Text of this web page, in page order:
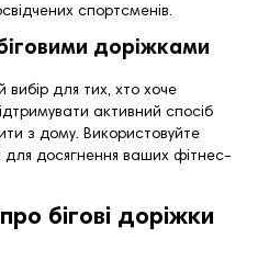
спортсменів.
доріжками
вибір для тих, хто хоче
активний спосіб
з дому. Використовуйте
для досягнення ваших фітнес-
бігові доріжки